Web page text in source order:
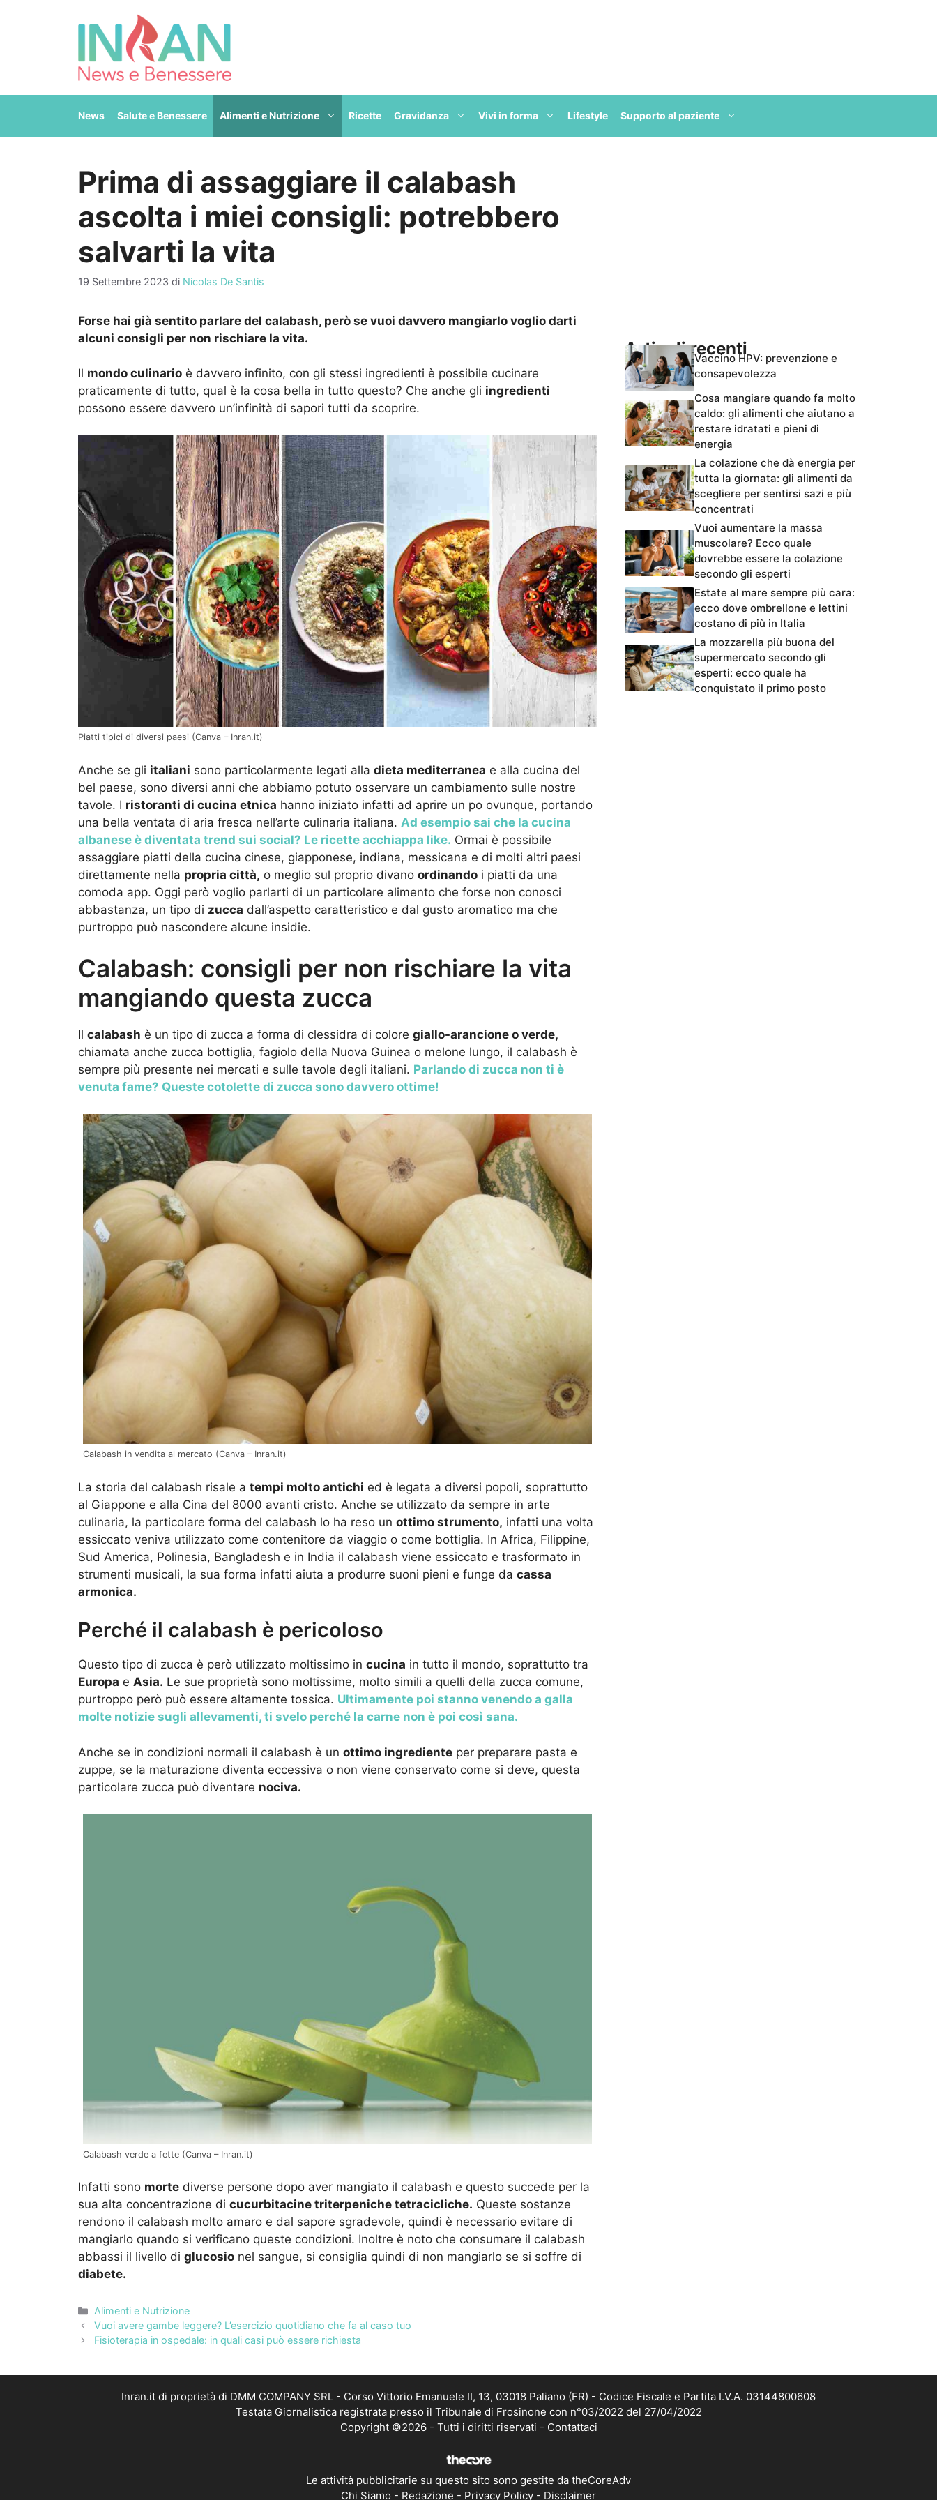
News Salute e Benessere Alimenti e Nutrizione Ricette Gravidanza Vivi in forma Lifestyle Supporto al paziente
Prima di assaggiare il calabash
ascolta i miei consigli: potrebbero
salvarti la vita
19 Settembre 2023 di Nicolas De Santis
Forse hai già sentito parlare del calabash, però se vuoi davvero mangiarlo voglio darti
alcuni consigli per non rischiare la vita.
Il mondo culinario è davvero infinito, con gli stessi ingredienti è possibile cucinare
praticamente di tutto, qual è la cosa bella in tutto questo? Che anche gli ingredienti
possono essere davvero un’infinità di sapori tutti da scoprire.
Piatti tipici di diversi paesi (Canva – Inran.it)
Anche se gli italiani sono particolarmente legati alla dieta mediterranea e alla cucina del
bel paese, sono diversi anni che abbiamo potuto osservare un cambiamento sulle nostre
tavole. I ristoranti di cucina etnica hanno iniziato infatti ad aprire un po ovunque, portando
una bella ventata di aria fresca nell’arte culinaria italiana. Ad esempio sai che la cucina
albanese è diventata trend sui social? Le ricette acchiappa like. Ormai è possibile
assaggiare piatti della cucina cinese, giapponese, indiana, messicana e di molti altri paesi
direttamente nella propria città, o meglio sul proprio divano ordinando i piatti da una
comoda app. Oggi però voglio parlarti di un particolare alimento che forse non conosci
abbastanza, un tipo di zucca dall’aspetto caratteristico e dal gusto aromatico ma che
purtroppo può nascondere alcune insidie.
Calabash: consigli per non rischiare la vita
mangiando questa zucca
Il calabash è un tipo di zucca a forma di clessidra di colore giallo-arancione o verde,
chiamata anche zucca bottiglia, fagiolo della Nuova Guinea o melone lungo, il calabash è
sempre più presente nei mercati e sulle tavole degli italiani. Parlando di zucca non ti è
venuta fame? Queste cotolette di zucca sono davvero ottime!
Calabash in vendita al mercato (Canva – Inran.it)
La storia del calabash risale a tempi molto antichi ed è legata a diversi popoli, soprattutto
al Giappone e alla Cina del 8000 avanti cristo. Anche se utilizzato da sempre in arte
culinaria, la particolare forma del calabash lo ha reso un ottimo strumento, infatti una volta
essiccato veniva utilizzato come contenitore da viaggio o come bottiglia. In Africa, Filippine,
Sud America, Polinesia, Bangladesh e in India il calabash viene essiccato e trasformato in
strumenti musicali, la sua forma infatti aiuta a produrre suoni pieni e funge da cassa
armonica.
Perché il calabash è pericoloso
Questo tipo di zucca è però utilizzato moltissimo in cucina in tutto il mondo, soprattutto tra
Europa e Asia. Le sue proprietà sono moltissime, molto simili a quelli della zucca comune,
purtroppo però può essere altamente tossica. Ultimamente poi stanno venendo a galla
molte notizie sugli allevamenti, ti svelo perché la carne non è poi così sana.
Anche se in condizioni normali il calabash è un ottimo ingrediente per preparare pasta e
zuppe, se la maturazione diventa eccessiva o non viene conservato come si deve, questa
particolare zucca può diventare nociva.
Calabash verde a fette (Canva – Inran.it)
Infatti sono morte diverse persone dopo aver mangiato il calabash e questo succede per la
sua alta concentrazione di cucurbitacine triterpeniche tetracicliche. Queste sostanze
rendono il calabash molto amaro e dal sapore sgradevole, quindi è necessario evitare di
mangiarlo quando si verificano queste condizioni. Inoltre è noto che consumare il calabash
abbassi il livello di glucosio nel sangue, si consiglia quindi di non mangiarlo se si soffre di
diabete.
Categorie
Alimenti e Nutrizione
Vuoi avere gambe leggere? L’esercizio quotidiano che fa al caso tuo
Fisioterapia in ospedale: in quali casi può essere richiesta
Articoli recentiVaccino HPV: prevenzione e
consapevolezza
Cosa mangiare quando fa molto
caldo: gli alimenti che aiutano a
restare idratati e pieni di
energia
La colazione che dà energia per
tutta la giornata: gli alimenti da
scegliere per sentirsi sazi e più
concentrati
Vuoi aumentare la massa
muscolare? Ecco quale
dovrebbe essere la colazione
secondo gli esperti
Estate al mare sempre più cara:
ecco dove ombrellone e lettini
costano di più in Italia
La mozzarella più buona del
supermercato secondo gli
esperti: ecco quale ha
conquistato il primo posto
Inran.it di proprietà di DMM COMPANY SRL - Corso Vittorio Emanuele II, 13, 03018 Paliano (FR) - Codice Fiscale e Partita I.V.A. 03144800608
Testata Giornalistica registrata presso il Tribunale di Frosinone con n°03/2022 del 27/04/2022
Copyright ©2026 - Tutti i diritti riservati - Contattaci
Le attività pubblicitarie su questo sito sono gestite da theCoreAdv
Chi Siamo - Redazione - Privacy Policy - Disclaimer